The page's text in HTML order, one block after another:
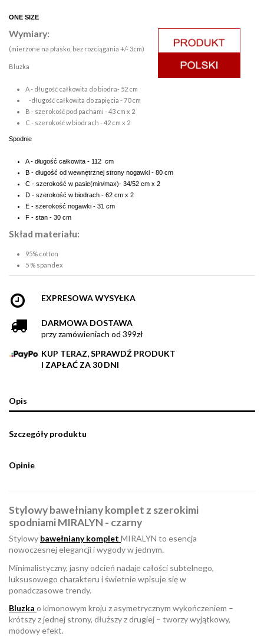
ONE SIZE
Wymiary:
(mierzone na płasko, bez rozciągania +/- 3cm)
Bluzka
A - długość całkowita do biodra- 52 cm
-długość całkowita do zapięcia - 70 cm
B - szerokość pod pachami - 43 cm x 2
C - szerokość w biodrach - 42 cm x 2
Spodnie
A - długość całkowita - 112 cm
B - długość od wewnętrznej strony nogawki - 80 cm
C - szerokość w pasie(min/max)- 34/52 cm x 2
D - szerokość w biodrach - 62 cm x 2
E - szerokość nogawki - 31 cm
F - stan - 30 cm
Skład materiału:
95% cotton
5 % spandex
EXPRESOWA WYSYŁKA
DARMOWA DOSTAWA
przy zamówieniach od 399zł
KUP TERAZ, SPRAWDŹ PRODUKT
I ZAPŁAĆ ZA 30 DNI
Opis
Szczegóły produktu
Opinie
Stylowy bawełniany komplet z szerokimi
spodniami MIRALYN - czarny
Stylowy bawełniany komplet MIRALYN to esencja
nowoczesnej elegancji i wygody w jednym.
Minimalistyczny, jasny odcień nadaje całości subtelnego,
luksusowego charakteru i świetnie wpisuje się w
ponadczasowe trendy.
Bluzka o kimonowym kroju z asymetrycznym wykończeniem –
krótszy z jednej strony, dłuższy z drugiej – tworzy wyjątkowy,
modowy efekt.